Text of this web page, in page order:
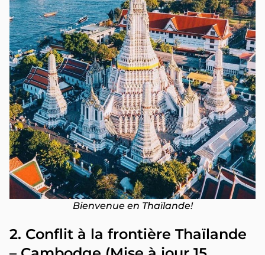
Bienvenue en Thaïlande!
2. Conflit à la frontière Thaïlande